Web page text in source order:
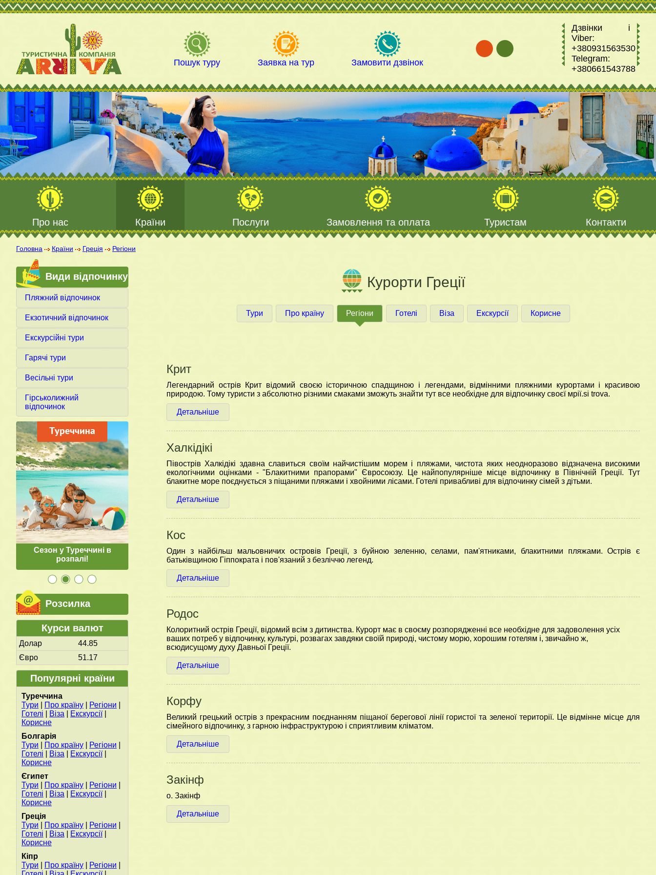
Пошук туру Заявка на тур Замовити дзвінок
Дзвінки і
Viber:
+380931563530
Telegram:
+380661543788
Про нас Країни Послуги Замовлення та оплата Туристам Контакти
Головна Країни Греція Регіони
Види відпочинку
Пляжний відпочинок
Екзотичний відпочинок
Екскурсійні тури
Гарячі тури
Весільні тури
Гірськолижний
відпочинок
Сезон у Туреччині в
розпалі!
Тури в Грецію з Кишинева і
європейських міст
Відгуки про нас
Тури з Молдови і
Сезон у Туреччині в
Розсилка
Курси валют
Долар
44.85
Євро
51.17
Популярні країни
Туреччина
Тури
Про країну Регіони
Готелі
Віза Екскурсії|
Корисне
Болгарія
Тури
Про країну Регіони
Готелі
Віза Екскурсії|
Корисне
Єгипет
Тури
Про країну Регіони
Готелі
Віза Екскурсії|
Корисне
Греція
Тури
Про країну Регіони
Готелі
Віза Екскурсії|
Корисне
Кіпр
Тури
Про країну Регіони
Курорти Греції
Тури Про країну Регіони Готелі Віза Екскурсії Корисне
Крит
Легендарний острів Крит відомий своєю історичною спадщиною і легендами, відмінними пляжними курортами і красивою
природою. Тому туристи з абсолютно різними смаками зможуть знайти тут все необхідне для відпочинку своєї мрії.si trova.
Детальніше
Халкідікі
Півострів Халкідікі здавна славиться своїм найчистішим морем і пляжами, чистота яких неодноразово відзначена високими
екологічними оцінками - "Блакитними прапорами" Євросоюзу. Це найпопулярніше місце відпочинку в Північній Греції. Тут
блакитне море поєднується з піщаними пляжами і хвойними лісами. Готелі привабливі для відпочинку сімей з дітьми.
Детальніше
Кос
Один з найбільш мальовничих островів Греції, з буйною зеленню, селами, пам'ятниками, блакитними пляжами. Острів є
батьківщиною Гіппократа і пов'язаний з безліччю легенд.
Детальніше
Родос
Колоритний острів Греції, відомий всім з дитинства. Курорт має в своєму розпорядженні все необхідне для задоволення усіх
ваших потреб у відпочинку, культурі, розвагах завдяки своїй природі, чистому морю, хорошим готелям і, звичайно ж,
всюдисущому духу Давньої Греції.
Детальніше
Корфу
Великий грецький острів з прекрасним поєднанням піщаної берегової лінії гористої та зеленої території. Це відмінне місце для
сімейного відпочинку, з гарною інфраструктурою і сприятливим кліматом.
Детальніше
Закінф
о. Закінф
Детальніше